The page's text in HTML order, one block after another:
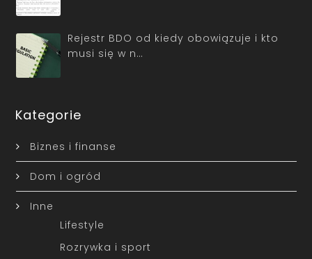
Rejestr BDO od kiedy obowiązuje i kto
musi się w n…
Kategorie
Biznes i finanse
Dom i ogród
Inne
Lifestyle
Rozrywka i sport